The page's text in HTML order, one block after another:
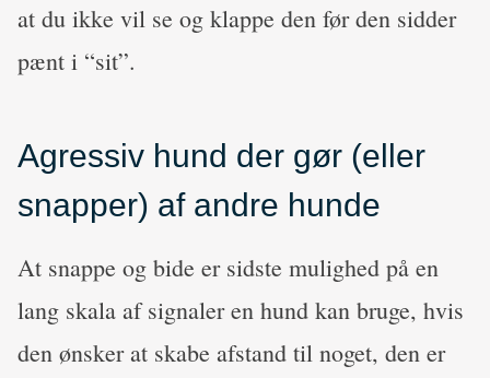
at du ikke vil se og klappe den før den sidder
pænt i “sit”.
Agressiv hund der gør (eller
snapper) af andre hunde
At snappe og bide er sidste mulighed på en
lang skala af signaler en hund kan bruge, hvis
den ønsker at skabe afstand til noget, den er